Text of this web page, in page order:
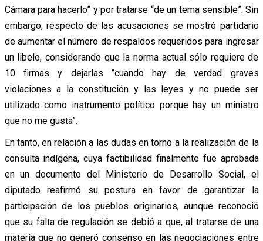
Cámara para hacerlo” y por tratarse “de un tema sensible”. Sin
embargo, respecto de las acusaciones se mostró partidario
de aumentar el número de respaldos requeridos para ingresar
un libelo, considerando que la norma actual sólo requiere de
10 firmas y dejarlas “cuando hay de verdad graves
violaciones a la constitución y las leyes y no puede ser
utilizado como instrumento político porque hay un ministro
que no me gusta”.
En tanto, en relación a las dudas en torno a la realización de la
consulta indígena, cuya factibilidad finalmente fue aprobada
en un documento del Ministerio de Desarrollo Social, el
diputado reafirmó su postura en favor de garantizar la
participación de los pueblos originarios, aunque reconoció
que su falta de regulación se debió a que, al tratarse de una
materia que no generó consenso en las negociaciones entre